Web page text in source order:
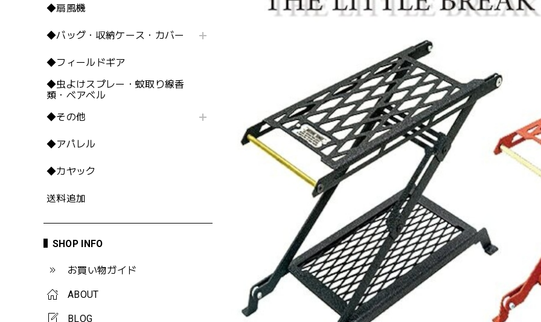
◆扇風機
◆バッグ・収納ケース・カバー
◆フィールドギア
◆虫よけスプレー・蚊取り線香
類・ベアベル
◆その他
◆アパレル
◆カヤック
送料追加
SHOP INFO
お買い物ガイド
ABOUT
BLOG